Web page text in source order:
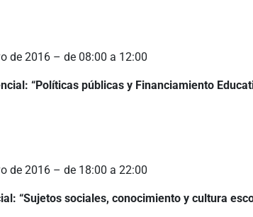
de 2016 – de 08:00 a 12:00
“Políticas públicas y Financiamiento
de 2016 – de 18:00 a 22:00
“Sujetos sociales, conocimiento y cultura